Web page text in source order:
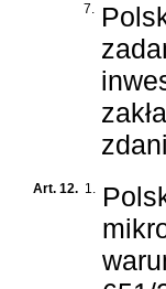
7.
Art. 12. 1.